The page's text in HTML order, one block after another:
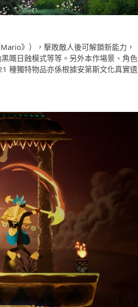
》），擊敗敵人後可解鎖新能力，
嘅日蝕模式等等。另外本作場景、角色
種獨特物品亦係根據安第斯文化真實遺